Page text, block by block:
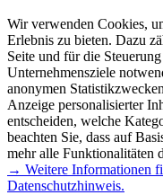
Wir verwenden Cookies,
Erlebnis zu bieten. Dazu
Seite und für die
Unternehmensziele
anonymen
Anzeige personalisierter
entscheiden, welche
beachten Sie, dass auf
mehr alle Funktionalitäten
→ Weitere Informationen
Datenschutzhinweis.